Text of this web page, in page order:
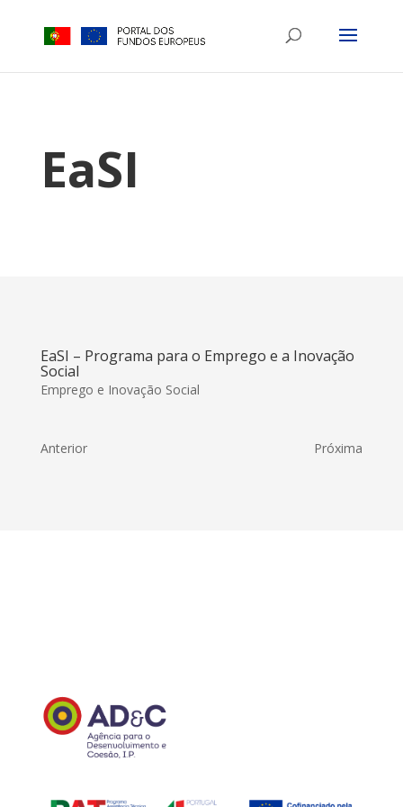
EaSI
EaSI – Programa para o Emprego e a Inovação
Social
Emprego e Inovação Social
Anterior Próxima